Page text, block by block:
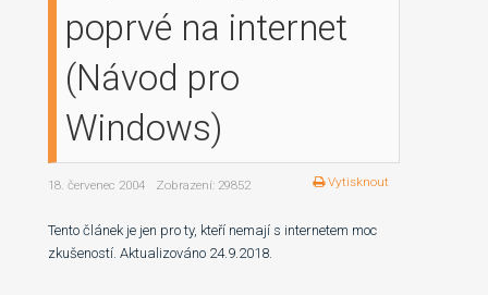
poprvé na internet
(Návod pro
Windows)
18. červenec 2004 Zobrazení: 29852 Vytisknout
Tento článek je jen pro ty, kteří nemají s internetem moc
zkušeností. Aktualizováno 24.9.2018.